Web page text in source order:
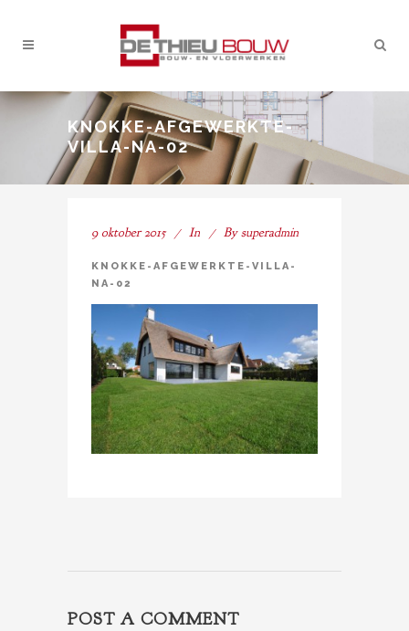
KNOKKE-AFGEWERKTE-
VILLA-NA-02
9 oktober 2015 In By superadmin
KNOKKE-AFGEWERKTE-VILLA-
NA-02
POST A COMMENT